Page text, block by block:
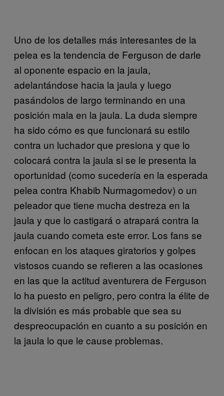
Uno de los detalles más interesantes de la
pelea es la tendencia de Ferguson de darle
al oponente espacio en la jaula,
adelantándose hacia la jaula y luego
pasándolos de largo terminando en una
posición mala en la jaula. La duda siempre
ha sido cómo es que funcionará su estilo
contra un luchador que presiona y que lo
colocará contra la jaula si se le presenta la
oportunidad (como sucedería en la esperada
pelea contra Khabib Nurmagomedov) o un
peleador que tiene mucha destreza en la
jaula y que lo castigará o atrapará contra la
jaula cuando cometa este error. Los fans se
enfocan en los ataques giratorios y golpes
vistosos cuando se refieren a las ocasiones
en las que la actitud aventurera de Ferguson
lo ha puesto en peligro, pero contra la élite de
la división es más probable que sea su
despreocupación en cuanto a su posición en
la jaula lo que le cause problemas.